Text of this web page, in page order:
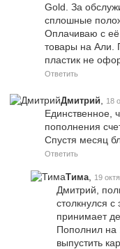
Gold. За
сплошные
Оплачиваю с
товары на Али.
пластик не
Ответить
Дмитрий 18
Единственное,
пополнения
Спустя месяц
Ответить
Тима 19
Дмитрий,
столкнулся
принимает
Пополнил на
выпустить